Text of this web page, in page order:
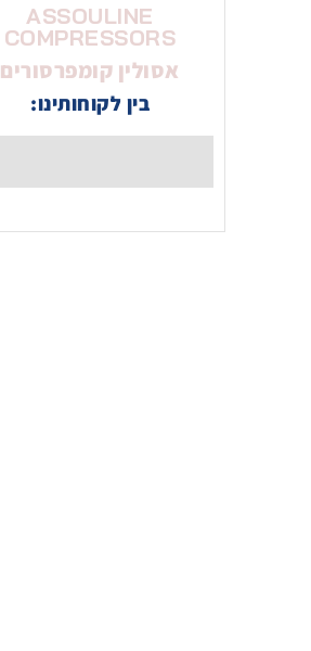
ASSOULINE
COMPRESSORS
אסולין קומפרסורים
בין לקוחותינו: